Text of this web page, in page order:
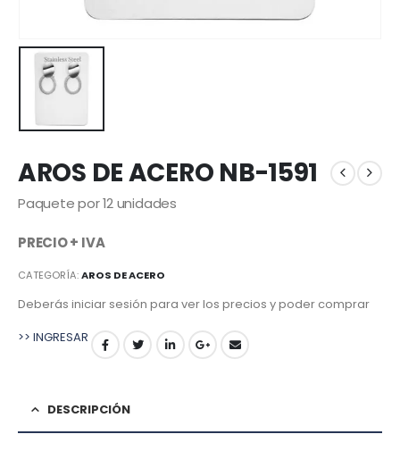
AROS DE ACERO NB-1591
Paquete por 12 unidades
PRECIO + IVA
CATEGORÍA:AROS DE ACERO
Deberás iniciar sesión para ver los precios y poder comprar
>> INGRESAR
DESCRIPCIÓN